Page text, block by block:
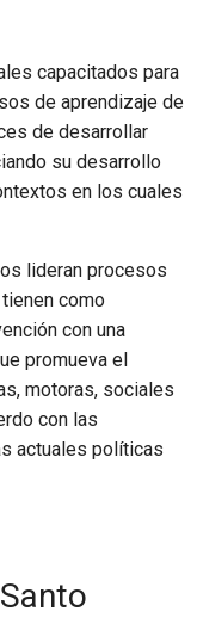
capacitados para
de aprendizaje de
de desarrollar
su desarrollo
en los cuales
lideran procesos
como
con una
promueva el
motoras, sociales
con las
actuales políticas